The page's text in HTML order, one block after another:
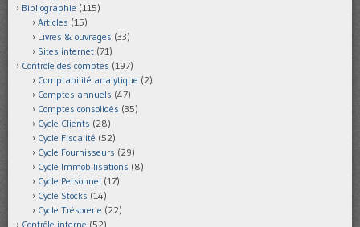
Bibliographie (115)
Articles (15)
Livres & ouvrages (33)
Sites internet (71)
Contrôle des comptes (197)
Comptabilité analytique (2)
Comptes annuels (47)
Comptes consolidés (35)
Cycle Clients (28)
Cycle Fiscalité (52)
Cycle Fournisseurs (29)
Cycle Immobilisations (8)
Cycle Personnel (17)
Cycle Stocks (14)
Cycle Trésorerie (22)
Contrôle interne (52)